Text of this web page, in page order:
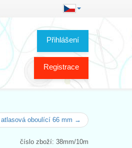
Přihlášení
Registrace
atlasová oboulící 66 mm →
číslo zboží: 38mm/10m